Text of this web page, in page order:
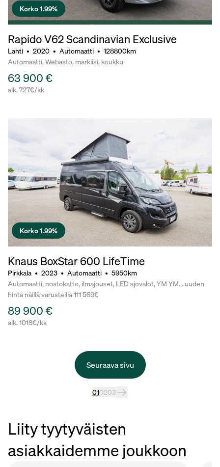
Korko 1.99%
Rapido V62 Scandinavian Exclusive
Lahti • 2020 • Automaatti • 128800km
Automaatti, Webasto, markiisi, koukku
63 900 €
alk. 727€/kk
Korko 1.99%
Knaus BoxStar 600 LifeTime
Pirkkala • 2023 • Automaatti • 5950km
Automaatti, nostokatto, ilmajouset, LED ajovalot, YM YM....uuden
hinta näillä varusteilla 111 569€
89 900 €
alk. 1018€/kk
Seuraava sivu
010203
Liity tyytyväisten
asiakkaidemme joukkoon